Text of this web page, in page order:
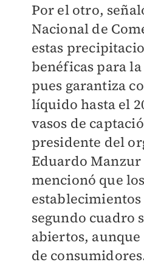
Por el otro,
Nacional de
estas
benéficas para
pues garantiza
líquido hasta el
vasos de
presidente del
Eduardo
mencionó que los
segundo cuadro
abiertos,
de